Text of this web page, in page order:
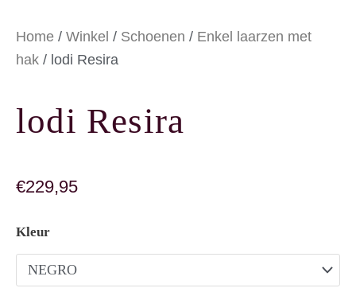
Home / Winkel / Schoenen / Enkel laarzen met
hak / lodi Resira
lodi Resira
€229,95
Kleur
lodi Resira aantal